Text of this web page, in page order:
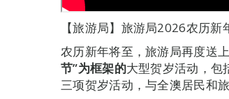
【旅游局】旅游局2026农历
农历新年将至，旅游局再度送
节”为框架的大型贺岁活动，包
三项贺岁活动，与全澳居民和旅